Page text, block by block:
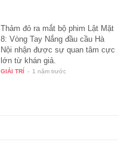
Thảm đỏ ra mắt bộ phim Lật Mặt
8: Vòng Tay Nắng đầu cầu Hà
Nội nhận được sự quan tâm cực
lớn từ khán giả.
GIẢI TRÍ - 1 năm trước